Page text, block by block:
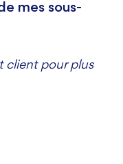
mes sous-
client pour plus